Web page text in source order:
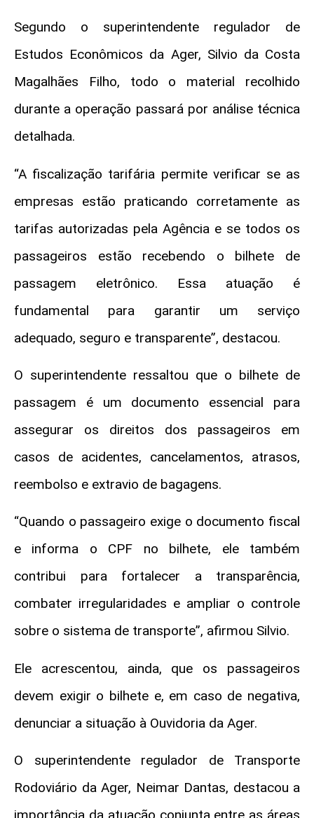
Segundo o superintendente regulador de
Estudos Econômicos da Ager, Silvio da Costa
Magalhães Filho, todo o material recolhido
durante a operação passará por análise técnica
detalhada.
“A fiscalização tarifária permite verificar se as
empresas estão praticando corretamente as
tarifas autorizadas pela Agência e se todos os
passageiros estão recebendo o bilhete de
passagem eletrônico. Essa atuação é
fundamental para garantir um serviço
adequado, seguro e transparente”, destacou.
O superintendente ressaltou que o bilhete de
passagem é um documento essencial para
assegurar os direitos dos passageiros em
casos de acidentes, cancelamentos, atrasos,
reembolso e extravio de bagagens.
“Quando o passageiro exige o documento fiscal
e informa o CPF no bilhete, ele também
contribui para fortalecer a transparência,
combater irregularidades e ampliar o controle
sobre o sistema de transporte”, afirmou Silvio.
Ele acrescentou, ainda, que os passageiros
devem exigir o bilhete e, em caso de negativa,
denunciar a situação à Ouvidoria da Ager.
O superintendente regulador de Transporte
Rodoviário da Ager, Neimar Dantas, destacou a